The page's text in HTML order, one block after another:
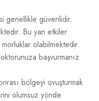
genellikle güvenlidir.
Bu yan etkiler
olabilmektedir.
başvurmanız
bölgeyi ovuşturmak
olumsuz yönde